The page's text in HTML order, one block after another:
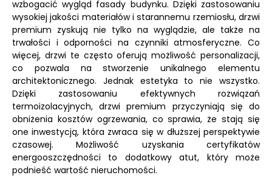
wzbogacić wygląd fasady budynku. Dzięki zastosowaniu
wysokiej jakości materiałów i starannemu rzemiosłu, drzwi
premium zyskują nie tylko na wyglądzie, ale także na
trwałości i odporności na czynniki atmosferyczne. Co
więcej, drzwi te często oferują możliwość personalizacji,
co pozwala na stworzenie unikalnego elementu
architektonicznego. Jednak estetyka to nie wszystko.
Dzięki zastosowaniu efektywnych rozwiązań
termoizolacyjnych, drzwi premium przyczyniają się do
obniżenia kosztów ogrzewania, co sprawia, że stają się
one inwestycją, która zwraca się w dłuższej perspektywie
czasowej. Możliwość uzyskania certyfikatów
energooszczędności to dodatkowy atut, który może
podnieść wartość nieruchomości.